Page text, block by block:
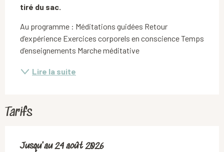
tiré du sac.
Au programme : Méditations guidées Retour
d’expérience Exercices corporels en conscience Temps
d’enseignements Marche méditative
Lire la suite
Tarifs
Du2 juin 2026au24 août 2026
Jusqu'au24 août 2026